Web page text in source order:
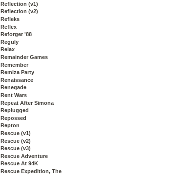
Reflection (v1)
Reflection (v2)
Refleks
Reflex
Reforger '88
Reguly
Relax
Remainder Games
Remember
Remiza Party
Renaissance
Renegade
Rent Wars
Repeat After Simona
Replugged
Repossed
Repton
Rescue (v1)
Rescue (v2)
Rescue (v3)
Rescue Adventure
Rescue At 94K
Rescue Expedition, The